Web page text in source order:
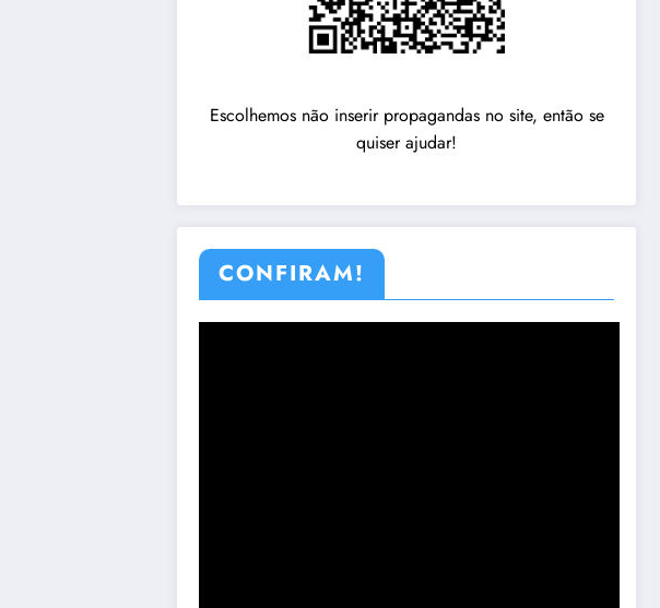
Escolhemos não inserir propagandas no site, então se
quiser ajudar!
CONFIRAM!